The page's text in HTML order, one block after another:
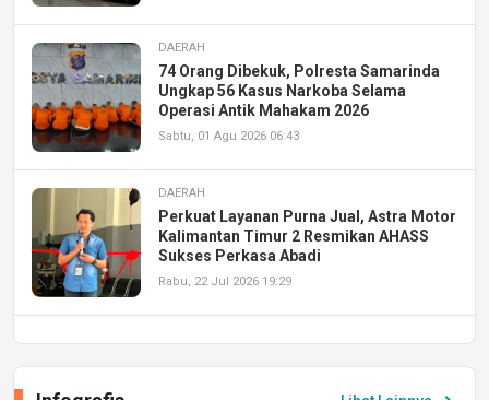
DAERAH
74 Orang Dibekuk, Polresta Samarinda
Ungkap 56 Kasus Narkoba Selama
Operasi Antik Mahakam 2026
Sabtu, 01 Agu 2026 06:43
DAERAH
Perkuat Layanan Purna Jual, Astra Motor
Kalimantan Timur 2 Resmikan AHASS
Sukses Perkasa Abadi
Rabu, 22 Jul 2026 19:29